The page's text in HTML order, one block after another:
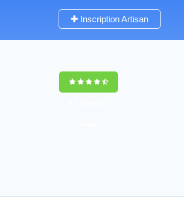
Inscription Artisan